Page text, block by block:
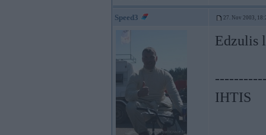
Speed3 27. Nov 2003,
Edzulis
IHTIS